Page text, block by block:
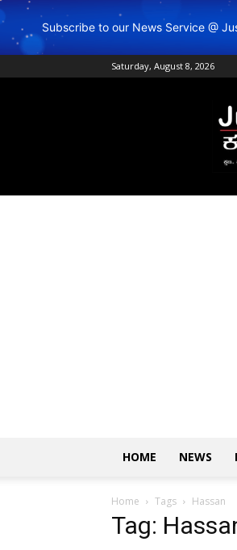
Subscribe to our News Service @
Saturday, August 8, 2026
HOME NEWS
Home Tags Hassan
Tag: